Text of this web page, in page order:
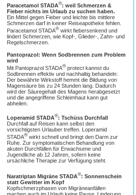
Paracetamol STADA®: weil Schmerzen &
Fieber nichts im Urlaub zu suchen haben.
Ein Mittel gegen Fieber und leichte bis mittlere
Schmerzen darf in keiner Reiseapotheke fehlen.
Paracetamol STADA®wirkt fiebersenkend und
lindert Schmerzen, wie Kopf-, Glieder-, Zahn- und
Regelschmerzen.
Pantoprazol: Wenn Sodbrennen zum Problem
wird
Mit Pantoprazol STADA®protect kannst du
Sodbrennen effektiv und nachhaltig behandeln:
Der bewährte Wirkstoff hemmt die Bildung von
Magensäure bis zu 24 Stunden lang. Dadurch
wird der Säuregehalt des Magens herabgesetzt
und die angegriffene Schleimhaut kann gut
abheilen.
Loperamid STADA®: Tschüss Durchfall
Durchfall auf Reisen kann selbst den
vorsichtigsten Urlauber treffen. Loperamid
STADA®wirkt schnell und bringt den Darm zur
Ruhe. Zur symptomatischen Behandlung von
akuten Durchfällen für Erwachsene und
Jugendliche ab 12 Jahren, sofern keine
ursächliche Therapie zur Verfügung steht.
Naratriptan Migräne STADA®: Sonnenschein
statt Gewitter im Kopf
Kopfschmerzphasen von Migräneanfällen